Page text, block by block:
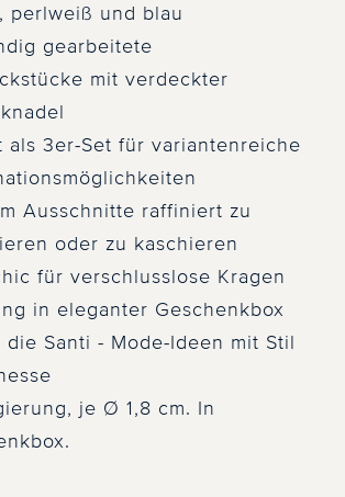
perlweiß und blau
gearbeitete
mit verdeckter
als 3er-Set für variantenreiche
Ausschnitte raffiniert zu
oder zu kaschieren
für verschlusslose Kragen
in eleganter Geschenkbox
die Santi - Mode-Ideen mit Stil
je Ø 1,8 cm. In